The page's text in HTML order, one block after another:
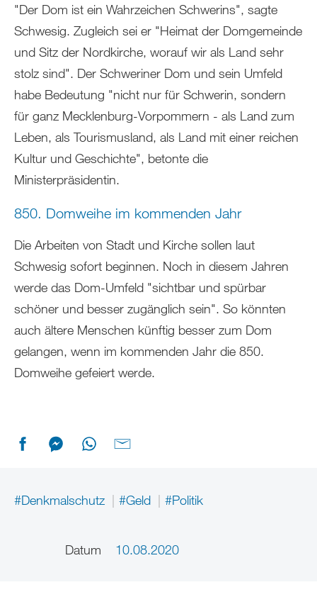
"Der Dom ist ein Wahrzeichen Schwerins", sagte
Schwesig. Zugleich sei er "Heimat der Domgemeinde
und Sitz der Nordkirche, worauf wir als Land sehr
stolz sind". Der Schweriner Dom und sein Umfeld
habe Bedeutung "nicht nur für Schwerin, sondern
für ganz Mecklenburg-Vorpommern - als Land zum
Leben, als Tourismusland, als Land mit einer reichen
Kultur und Geschichte", betonte die
Ministerpräsidentin.
850. Domweihe im kommenden Jahr
Die Arbeiten von Stadt und Kirche sollen laut
Schwesig sofort beginnen. Noch in diesem Jahren
werde das Dom-Umfeld "sichtbar und spürbar
schöner und besser zugänglich sein". So könnten
auch ältere Menschen künftig besser zum Dom
gelangen, wenn im kommenden Jahr die 850.
Domweihe gefeiert werde.
#Denkmalschutz #Geld #Politik
Datum 10.08.2020